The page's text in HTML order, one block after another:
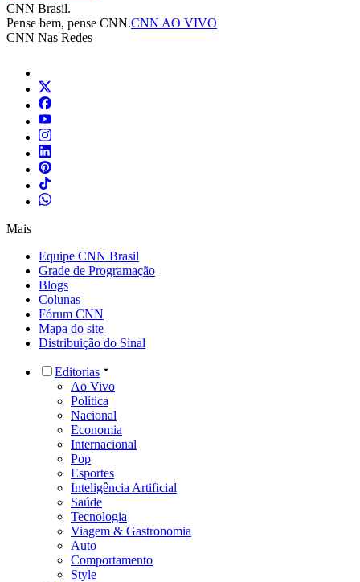
CNN Brasil.
Pense bem, pense CNN.CNN AO VIVO
CNN Nas Redes
Mais
Equipe CNN Brasil
Grade de Programação
Blogs
Colunas
Fórum CNN
Mapa do site
Distribuição do Sinal
Editorias
Ao Vivo
Política
Nacional
Economia
Internacional
Pop
Esportes
Inteligência Artificial
Saúde
Tecnologia
Viagem & Gastronomia
Auto
Comportamento
Style